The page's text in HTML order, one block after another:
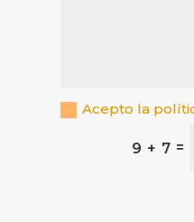
Acepto la
9 + 7 =